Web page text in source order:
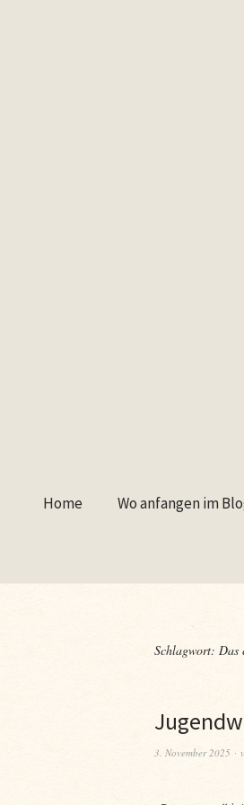
Home Wo anfangen im
Schlagwort: Das
3. November 2025